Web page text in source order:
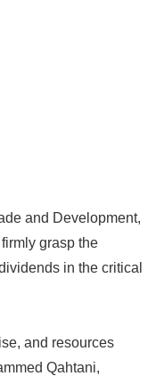
and Development,
grasp the
in the critical
and resources
Qahtani,